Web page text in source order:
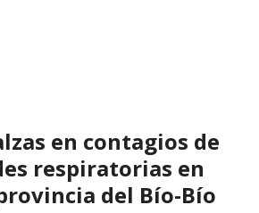
en contagios de
respiratorias en
del Bío-Bío